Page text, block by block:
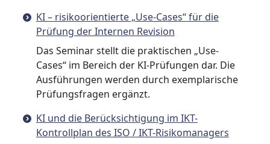
KI – risikoorientierte „Use-Cases“ für die
Prüfung der Internen Revision
Das Seminar stellt die praktischen „Use-
Cases“ im Bereich der KI-Prüfungen dar. Die
Ausführungen werden durch exemplarische
Prüfungsfragen ergänzt.
KI und die Berücksichtigung im IKT-
Kontrollplan des ISO / IKT-Risikomanagers